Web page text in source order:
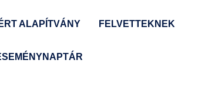
ALAPÍTVÁNY FELVETTEKNEK